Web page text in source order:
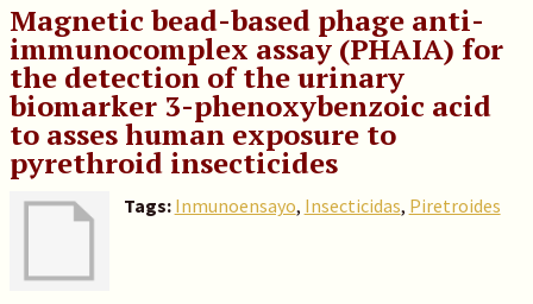
Magnetic bead-based phage anti-
immunocomplex assay (PHAIA) for
the detection of the urinary
biomarker 3-phenoxybenzoic acid
to asses human exposure to
pyrethroid insecticides
Tags: Inmunoensayo, Insecticidas, Piretroides